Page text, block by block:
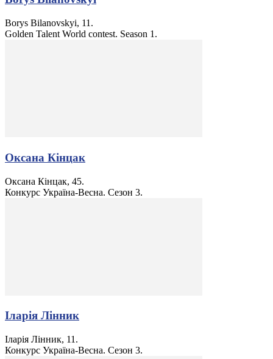
Borys Bilanovskyi, 11.
Golden Talent World contest. Season 1.
Оксана Кінцак
Оксана Кінцак, 45.
Конкурс Україна-Весна. Сезон 3.
Іларія Лінник
Іларія Лінник, 11.
Конкурс Україна-Весна. Сезон 3.